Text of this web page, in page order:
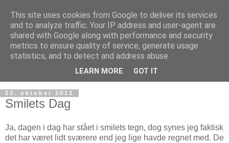
23. oktober 2012
Smilets Dag
Ja, dagen i dag har stået i smilets tegn, dog synes jeg faktisk
det har været lidt sværere end jeg lige havde regnet med. De
This site uses cookies from Google to deliver its services
and to analyze traffic. Your IP address and user-agent are
shared with Google along with performance and security
metrics to ensure quality of service, generate usage
statistics, and to detect and address abuse.
LEARN MORE GOT IT